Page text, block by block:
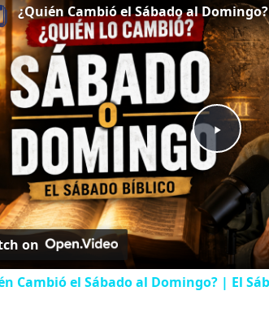
P
a
¿Quién Cambió el Sábado al
on
Cambió el Sábado al Domingo? | El